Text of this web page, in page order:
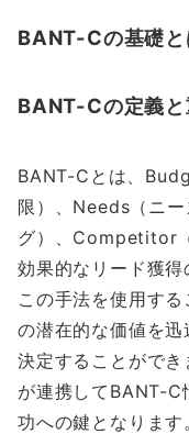
BANT-Cの基礎と
BANT-Cの定義と
BANT-Cとは、
限）、Needs（ニ
グ）、Competitor
効果的なリード獲得
この手法を使用す
の潜在的な価値を
決定することがで
が連携してBANT-C
功への鍵となります